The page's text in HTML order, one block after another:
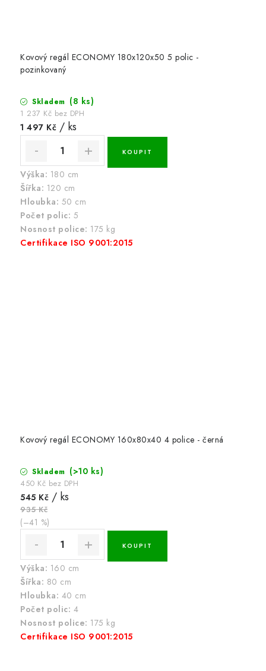
Kovový regál ECONOMY 180x120x50 5 polic -
pozinkovaný
Skladem (8 ks)
1 237 Kč bez DPH
1 497 Kč / ks
Výška: 180 cm
Šířka: 120 cm
Hloubka: 50 cm
Počet polic: 5
Nosnost police: 175 kg
Certifikace ISO 9001:2015
Kovový regál ECONOMY 160x80x40 4 police - černá
Skladem (>10 ks)
450 Kč bez DPH
545 Kč / ks
935 Kč
(–41 %)
Výška: 160 cm
Šířka: 80 cm
Hloubka: 40 cm
Počet polic: 4
Nosnost police: 175 kg
Certifikace ISO 9001:2015